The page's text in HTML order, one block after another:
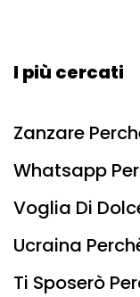
I più cercati
Zanzare
Whatsapp
Voglia Di
Ucraina
Ti Sposerò